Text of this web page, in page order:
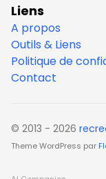
Liens
A propos
Outils & Liens
Politique de
Contact
© 2013 - 2026
Theme WordPress par